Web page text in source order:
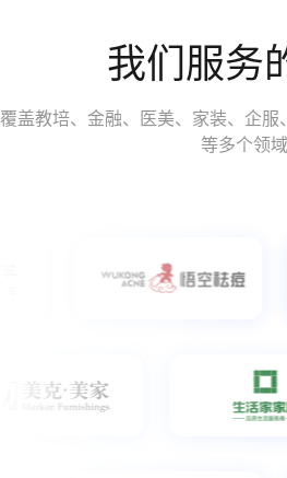
我们服务
覆盖教培、金融、医美、家装、企
等多个领域